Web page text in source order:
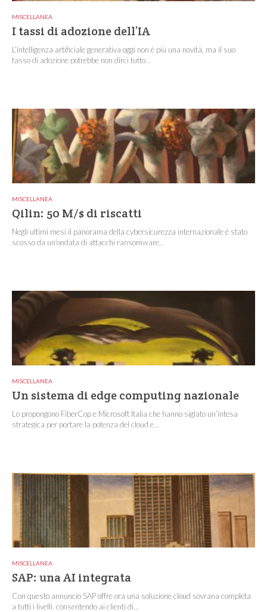
MISCELLANEA
I tassi di adozione dell’IA
L’intelligenza artificiale generativa oggi non è più una novità, ma il suo
tasso di adozione potrebbe non dirci tutto...
MISCELLANEA
Qilin: 50 M/$ di riscatti
Negli ultimi mesi il panorama della cybersicurezza internazionale è stato
scosso da un’ondata di attacchi ransomware...
MISCELLANEA
Un sistema di edge computing nazionale
Lo propongono FiberCop e Microsoft Italia che hanno siglato un’intesa
strategica per portare la potenza del cloud e...
MISCELLANEA
SAP: una AI integrata
Con questo annuncio SAP offre ora una soluzione cloud sovrana completa
a tutti i livelli, consentendo ai clienti di...